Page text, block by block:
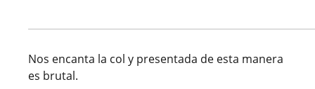
Nos encanta la col y presentada de esta manera
es brutal.